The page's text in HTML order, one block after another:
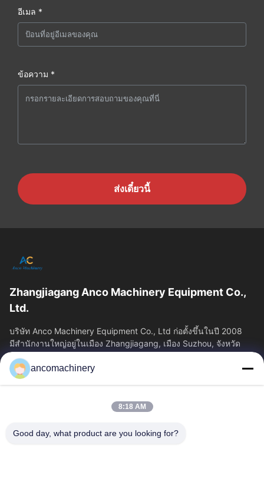
อีเมล *
ข้อความ *
ส่งเดี๋ยวนี้
Zhangjiagang Anco Machinery Equipment Co.,
Ltd.
บริษัท Anco Machinery Equipment Co., Ltd ก่อตั้งขึ้นในปี 2008
มีสํานักงานใหญ่อยู่ในเมือง Zhangjiagang, เมือง Suzhou, จังหวัด
Jiangsu.
ลิงก์ด่วน
เกี่ยวกับเรา
ทัวร์โรงงาน
ควบคุมคุณภาพ
ancomachinery
8:18 AM
Good day, what product are you looking for?